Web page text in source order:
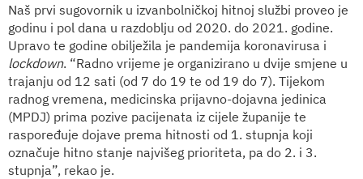
Naš prvi sugovornik u izvanbolničkoj hitnoj službi proveo je
godinu i pol dana u razdoblju od 2020. do 2021. godine.
Upravo te godine obilježila je pandemija koronavirusa i
lockdown. “Radno vrijeme je organizirano u dvije smjene u
trajanju od 12 sati (od 7 do 19 te od 19 do 7). Tijekom
radnog vremena, medicinska prijavno-dojavna jedinica
(MPDJ) prima pozive pacijenata iz cijele županije te
raspoređuje dojave prema hitnosti od 1. stupnja koji
označuje hitno stanje najvišeg prioriteta, pa do 2. i 3.
stupnja”, rekao je.